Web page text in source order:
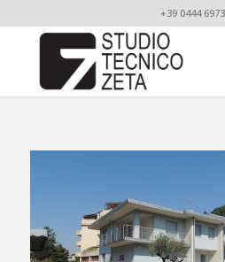
+39 0444